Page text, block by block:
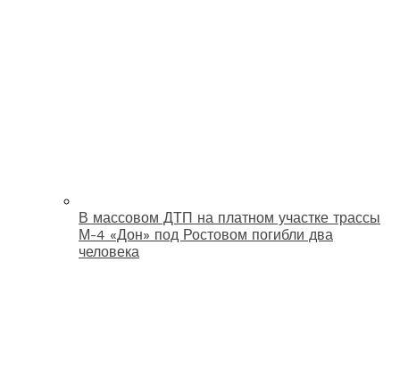
В массовом ДТП на платном участке трассы
М-4 «Дон» под Ростовом погибли два
человека